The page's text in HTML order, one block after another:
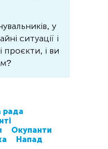
у
ситуації і
проєкти, і ви
рада
Окупанти
Напад